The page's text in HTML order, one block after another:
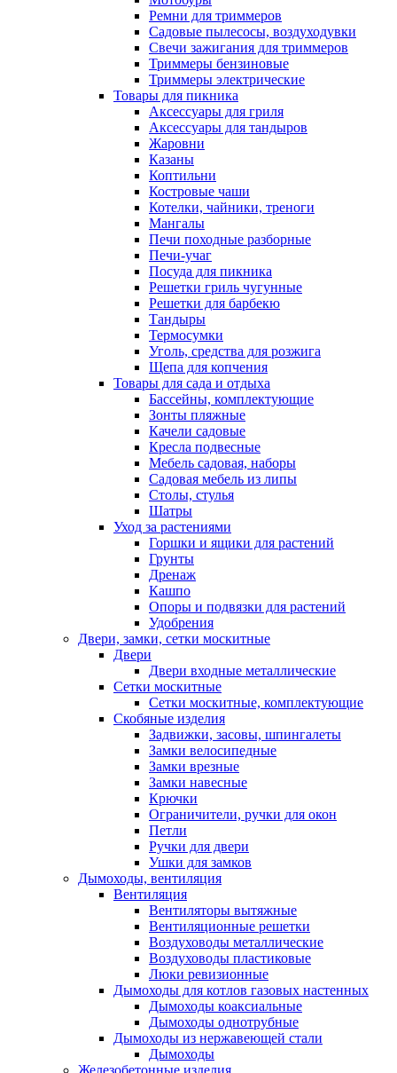
Ремни для триммеров
Садовые пылесосы, воздуходувки
Свечи зажигания для триммеров
Триммеры бензиновые
Триммеры электрические
Товары для пикника
Аксессуары для гриля
Аксессуары для тандыров
Жаровни
Казаны
Коптильни
Костровые чаши
Котелки, чайники, треноги
Мангалы
Печи походные разборные
Печи-учаг
Посуда для пикника
Решетки гриль чугунные
Решетки для барбекю
Тандыры
Термосумки
Уголь, средства для розжига
Щепа для копчения
Товары для сада и отдыха
Бассейны, комплектующие
Зонты пляжные
Качели садовые
Кресла подвесные
Мебель садовая, наборы
Садовая мебель из липы
Столы, стулья
Шатры
Уход за растениями
Горшки и ящики для растений
Грунты
Дренаж
Кашпо
Опоры и подвязки для растений
Удобрения
Двери, замки, сетки москитные
Двери
Двери входные металлические
Сетки москитные
Сетки москитные, комплектующие
Скобяные изделия
Задвижки, засовы, шпингалеты
Замки велосипедные
Замки врезные
Замки навесные
Крючки
Ограничители, ручки для окон
Петли
Ручки для двери
Ушки для замков
Дымоходы, вентиляция
Вентиляция
Вентиляторы вытяжные
Вентиляционные решетки
Воздуховоды металлические
Воздуховоды пластиковые
Люки ревизионные
Дымоходы для котлов газовых настенных
Дымоходы коаксиальные
Дымоходы однотрубные
Дымоходы из нержавеющей стали
Дымоходы
Железобетонные изделия